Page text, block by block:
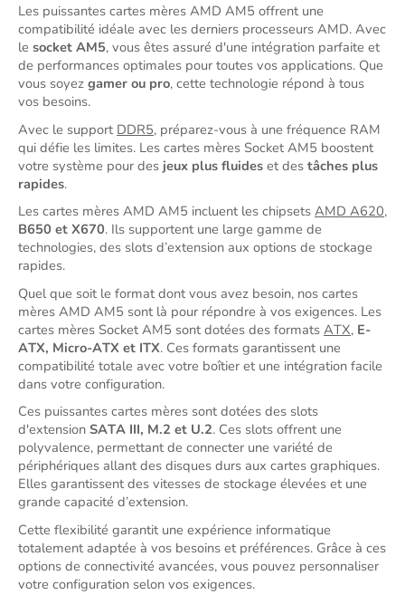
Les puissantes cartes mères AMD AM5 offrent une
compatibilité idéale avec les derniers processeurs AMD. Avec
le socket AM5, vous êtes assuré d'une intégration parfaite et
de performances optimales pour toutes vos applications. Que
vous soyez gamer ou pro, cette technologie répond à tous
vos besoins.
Avec le support DDR5, préparez-vous à une fréquence RAM
qui défie les limites. Les cartes mères Socket AM5 boostent
votre système pour des jeux plus fluides et des tâches plus
rapides.
Les cartes mères AMD AM5 incluent les chipsets AMD A620,
B650 et X670. Ils supportent une large gamme de
technologies, des slots d’extension aux options de stockage
rapides.
Quel que soit le format dont vous avez besoin, nos cartes
mères AMD AM5 sont là pour répondre à vos exigences. Les
cartes mères Socket AM5 sont dotées des formats ATX, E-
ATX, Micro-ATX et ITX. Ces formats garantissent une
compatibilité totale avec votre boîtier et une intégration facile
dans votre configuration.
Ces puissantes
d'extension SATA III, M.2 et U.2. Ces slots offrent une
polyvalence, permettant de connecter une variété de
Elles garantissent des vitesses de stockage élevées et une
grande capacité d’extension.
Cette flexibilité garantit une expérience informatique
totalement adaptée à vos besoins et préférences. Grâce à ces
options de connectivité avancées, vous pouvez personnaliser
votre configuration selon vos exigences.